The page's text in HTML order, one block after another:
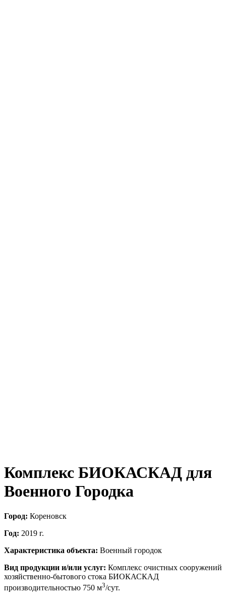
Комплекс БИОКАСКАД для
Военного Городка
Город: Кореновск
Год: 2019 г.
Характеристика объекта: Военный городок
Вид продукции и/или услуг: Комплекс очистных сооружений
хозяйственно-бытового стока БИОКАСКАД
производительностью 750 м3/сут.